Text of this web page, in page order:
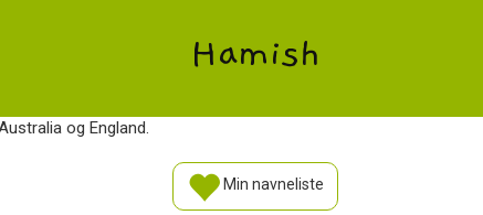
Hamish
og England.
Min navneliste